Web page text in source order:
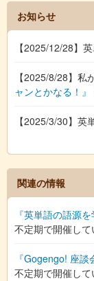
お知らせ
【2025/12/28】
【2025/8/28】私
ャンとかなる！』
【2025/3/30】英
関連の情報
『英単語の語源
不定期で開催して
『Gogengo! 座談
不定期で開催して